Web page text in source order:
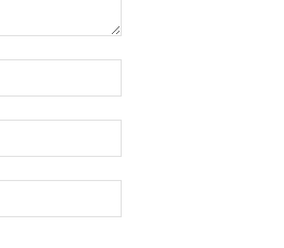
почта:*
Сайт: